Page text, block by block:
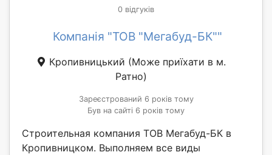
0 відгуків
Компанія "ТОВ "Мегабуд-БК""
Кропивницький (Може приїхати в м.
Ратно)
Зареєстрований 6 років тому
Був на сайті 6 років тому
Строительная компания ТОВ Мегабуд-БК в
Кропивницком. Выполняем все виды